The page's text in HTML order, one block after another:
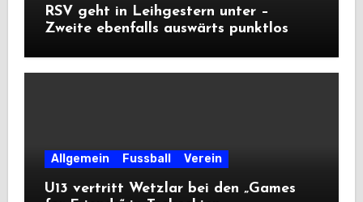
RSV geht in Leihgestern unter –
Zweite ebenfalls auswärts punktlos
Allgemein Fussball Verein
U13 vertritt Wetzlar bei den „Games